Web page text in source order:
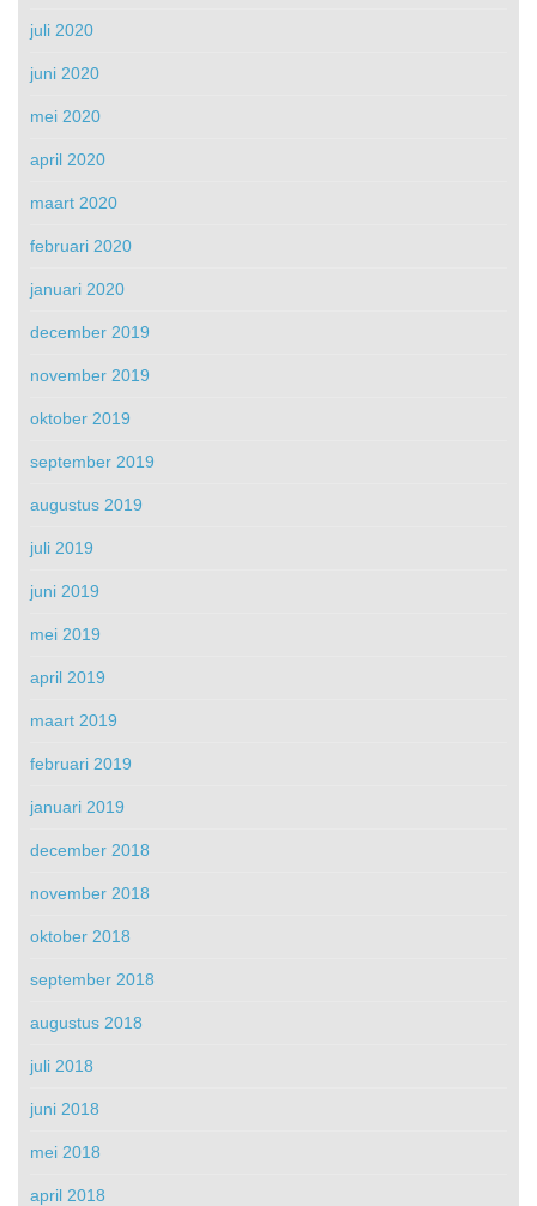
juli 2020
juni 2020
mei 2020
april 2020
maart 2020
februari 2020
januari 2020
december 2019
november 2019
oktober 2019
september 2019
augustus 2019
juli 2019
juni 2019
mei 2019
april 2019
maart 2019
februari 2019
januari 2019
december 2018
november 2018
oktober 2018
september 2018
augustus 2018
juli 2018
juni 2018
mei 2018
april 2018